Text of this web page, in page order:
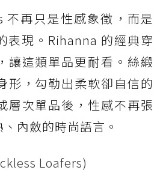
不再只是性感象徵，而是
表現。Rihanna 的經典穿
讓這類單品更耐看。絲緞
形，勾勒出柔軟卻自信的
層次單品後，性感不再張
內斂的時尚語言。
Loafers)